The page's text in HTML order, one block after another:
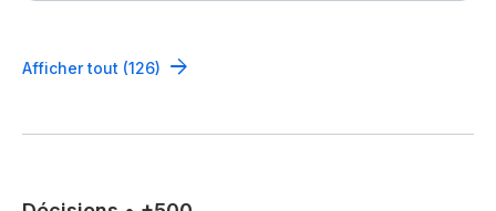
Afficher tout (126)